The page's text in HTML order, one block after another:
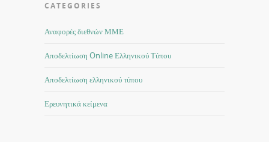
CATEGORIES
Αναφορές διεθνών ΜΜΕ
Αποδελτίωση Online Ελληνικού Τύπου
Αποδελτίωση ελληνικού τύπου
Ερευνητικά κείμενα